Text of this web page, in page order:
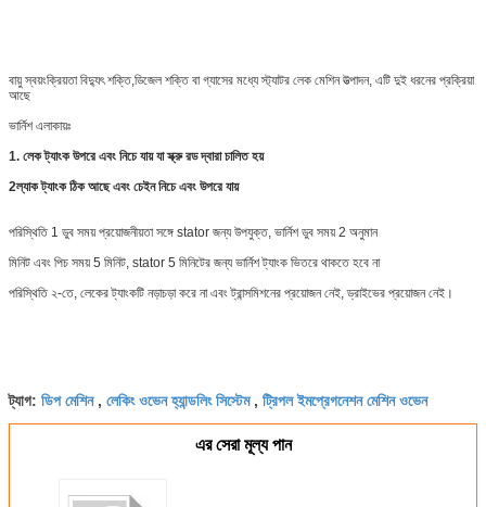
বায়ু স্বয়ংক্রিয়তা বিদ্যুৎ শক্তি,ডিজেল শক্তি বা গ্যাসের মধ্যে স্ট্যাটর লেক মেশিন উত্পাদন, এটি দুই ধরনের প্রক্রিয়া
আছে
ভার্নিশ এলাকায়ঃ
1. লেক ট্যাংক উপরে এবং নিচে যায় যা স্ক্রু রড দ্বারা চালিত হয়
2ল্যাক ট্যাংক ঠিক আছে এবং চেইন নিচে এবং উপরে যায়
পরিস্থিতি 1 ডুব সময় প্রয়োজনীয়তা সঙ্গে stator জন্য উপযুক্ত, ভার্নিশ ডুব সময় 2 অনুমান
মিনিট এবং পিচ সময় 5 মিনিট, stator 5 মিনিটের জন্য ভার্নিশ ট্যাংক ভিতরে থাকতে হবে না
পরিস্থিতি ২-তে, লেকের ট্যাংকটি নড়াচড়া করে না এবং ট্রান্সমিশনের প্রয়োজন নেই, ড্রাইভের প্রয়োজন নেই।
ট্যাগ: ডিপ মেশিন, লেকিং ওভেন হ্যান্ডলিং সিস্টেম, ট্রিপল ইমপ্রেগনেশন মেশিন ওভেন
এর সেরা মূল্য পান